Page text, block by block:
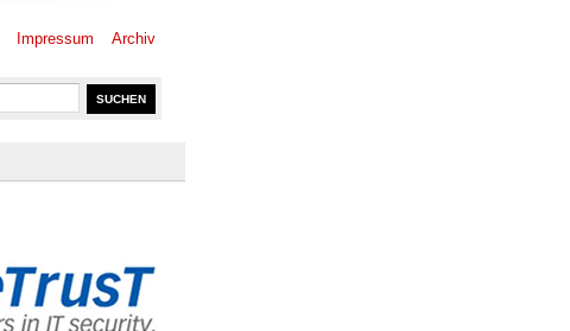
Impressum Archiv